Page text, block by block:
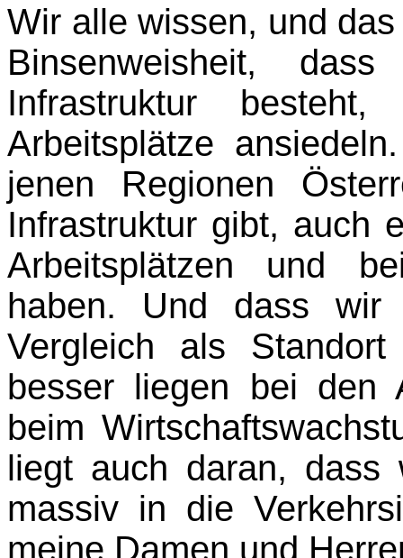
Wir alle wissen, und
Binsenweisheit,
Infrastruktur
Arbeitsplätze
jenen Regionen
Infrastruktur gibt, auch
Arbeitsplätzen und
haben. Und dass wir
Vergleich als
besser liegen bei den
beim
liegt auch daran,
massiv in die
meine Damen und